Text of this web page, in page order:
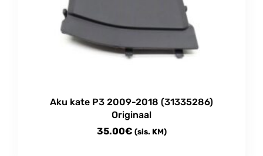
Aku kate P3 2009-2018 (31335286)
Originaal
35.00€ (sis. KM)